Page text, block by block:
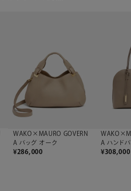
WAKO×MAURO GOVERN
A バッグ オーク
¥286,000
A ハンド
¥308,000